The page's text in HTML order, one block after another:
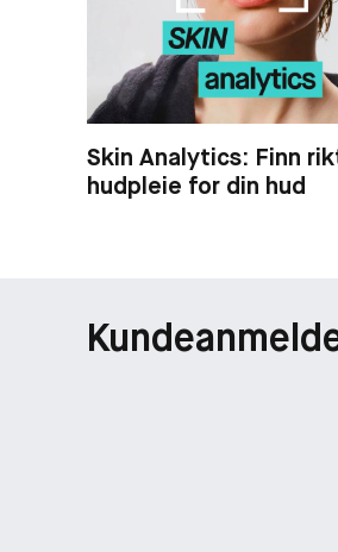
Skin Analytics: Finn
hudpleie for din hud